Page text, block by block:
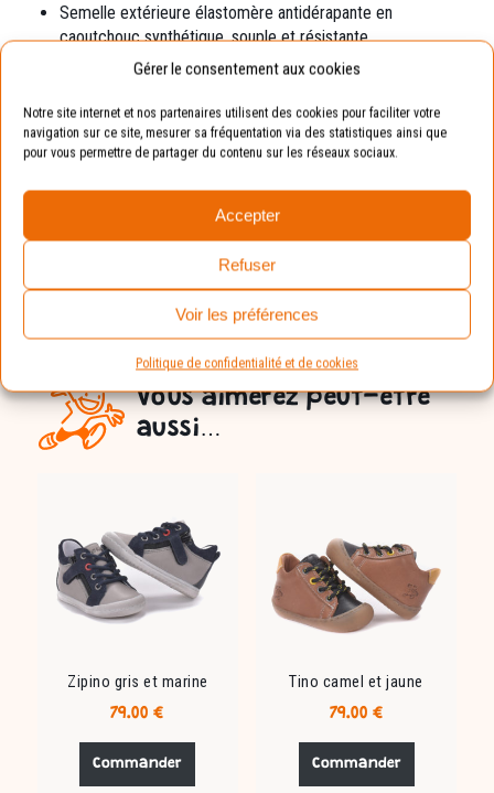
Gérer le consentement aux cookies
Notre site internet et nos partenaires utilisent des cookies pour faciliter votre
navigation sur ce site, mesurer sa fréquentation via des statistiques ainsi que
pour vous permettre de partager du contenu sur les réseaux sociaux.
Accepter
Refuser
Voir les préférences
Politique de confidentialité et de cookies
Pointure de votre enfant : 19.
La chaussure sera toujours
adaptée aux pieds de vos enfants.
Semelle extérieure élastomère antidérapante en
caoutchouc synthétique, souple et résistante
Vous aimerez peut-être
aussi…
Zipino gris et marine
79.00€
Commander
Ce
Tino camel et jaune
79.00 €
Commander
Ce